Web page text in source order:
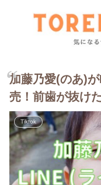
加藤乃愛(のあ)
売！前歯が抜け
Tiktok